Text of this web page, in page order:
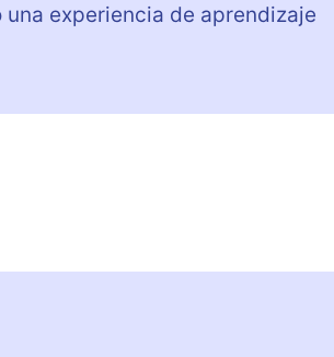
experiencia de aprendizaje